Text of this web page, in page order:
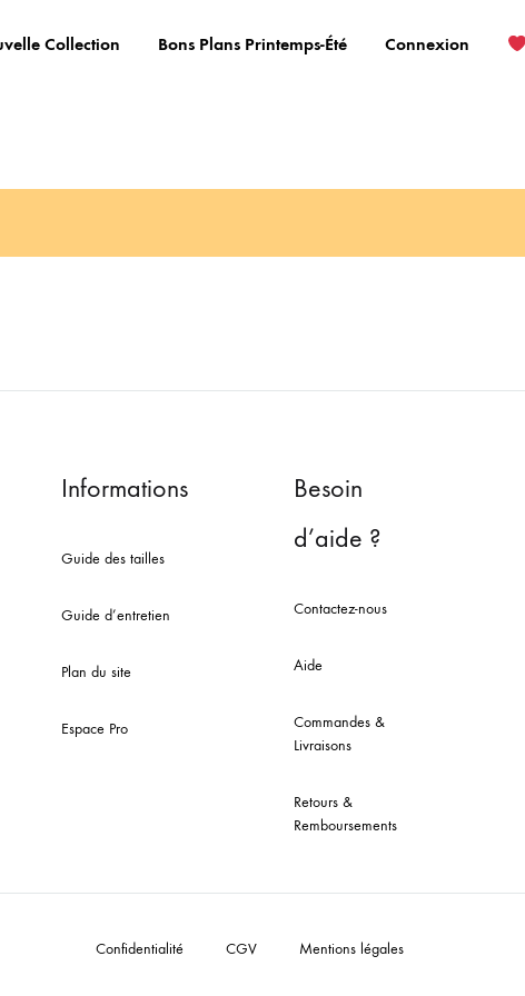
Collection Bons Plans Printemps-Été Connexion
Informations
Guide des tailles
Guide d’entretien
Plan du site
Espace Pro
Besoin
d’aide ?
Contactez-nous
Aide
Commandes &
Livraisons
Retours &
Remboursements
Confidentialité CGV Mentions légales